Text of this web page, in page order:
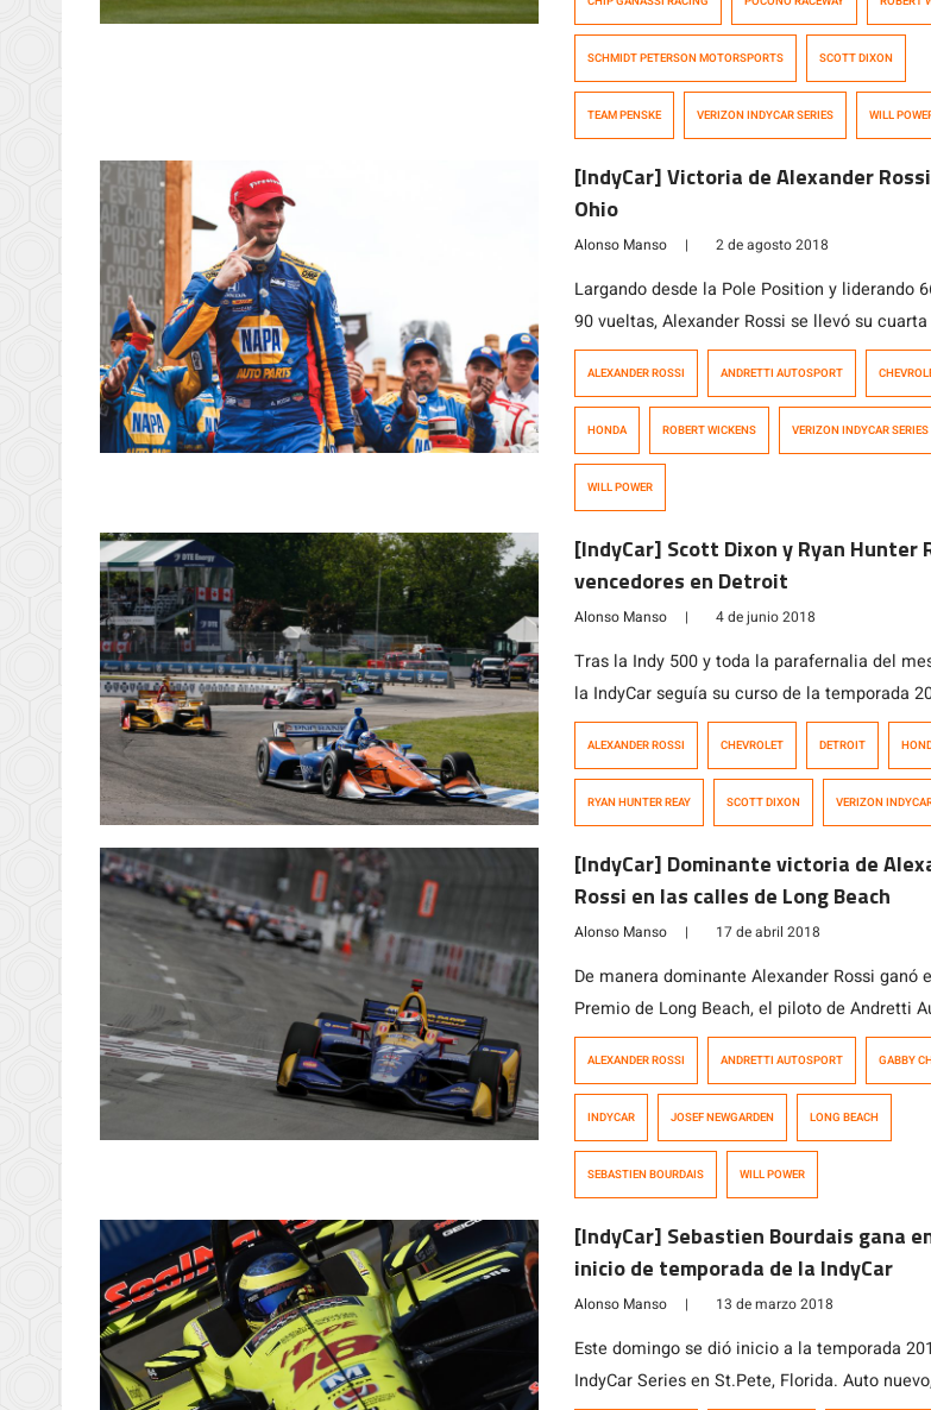
actualizaciones del aerokit universal en
problemas […]
SCHMIDT PETERSON MOTORSPORTS SCOTT DIXON
TEAM PENSKE VERIZON INDYCAR SERIES WILL
[IndyCar] Victoria de Alexander
Ohio
Alonso Manso | 2 de agosto 2018
Largando desde la Pole Position y liderando
90 vueltas, Alexander Rossi se llevó su
de la temporada. En una carrera en donde su
Logrando un efectivo consumo de […]
ALEXANDER ROSSI ANDRETTI AUTOSPORT
HONDA ROBERT WICKENS VERIZON INDYCAR SERIES
WILL POWER
[IndyCar] Scott Dixon y Ryan Hunter
vencedores en Detroit
Alonso Manso | 4 de junio 2018
Tras la Indy 500 y toda la parafernalia del
la IndyCar seguía su curso de la temporada
vez con los duelos en Detroit en el circuito de
Autosport lideró 23 […]
ALEXANDER ROSSI CHEVROLET DETROIT
RYAN HUNTER REAY SCOTT DIXON VERIZON
[IndyCar] Dominante victoria de
Rossi en las calles de Long Beach
Alonso Manso | 17 de abril 2018
De manera dominante Alexander Rossi ganó
Premio de Long Beach, el piloto de Andretti
fue el más rápido en tres de las cuatro
Power, uno de los mejores […]
ALEXANDER ROSSI ANDRETTI AUTOSPORT GABBY
INDYCAR JOSEF NEWGARDEN LONG BEACH
SEBASTIEN BOURDAIS WILL POWER
[IndyCar] Sebastien Bourdais gana
inicio de temporada de la IndyCar
Alonso Manso | 13 de marzo 2018
Este domingo se dió inicio a la temporada
IndyCar Series en St.Pete, Florida. Auto